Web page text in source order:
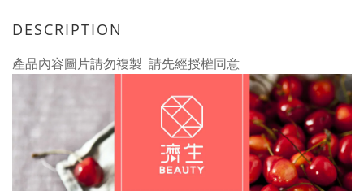
DESCRIPTION
產品內容圖片請勿複製 請先經授權同意